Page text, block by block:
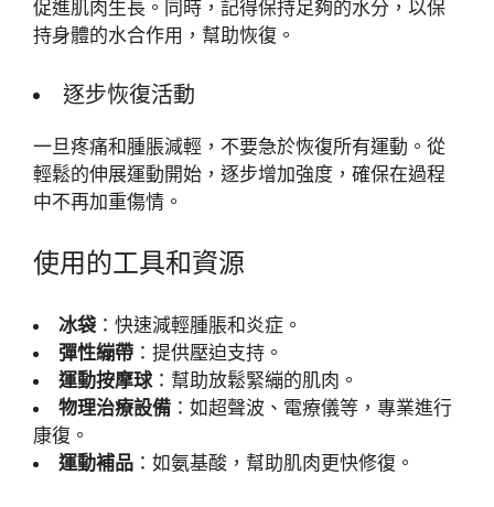
促進肌肉生長。同時，記得保持足夠的水分，以保
持身體的水合作用，幫助恢復。
逐步恢復活動
一旦疼痛和腫脹減輕，不要急於恢復所有運動。從
輕鬆的伸展運動開始，逐步增加強度，確保在過程
中不再加重傷情。
使用的工具和資源
冰袋 ：快速減輕腫脹和炎症。
彈性繃帶 ：提供壓迫支持。
運動按摩球 ：幫助放鬆緊繃的肌肉。
物理治療設備 ：如超聲波、電療儀等，專業進行
康復。
運動補品 ：如氨基酸，幫助肌肉更快修復。